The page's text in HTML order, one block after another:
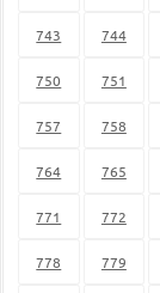
743 744
750 751
757 758
764 765
771 772
778 779